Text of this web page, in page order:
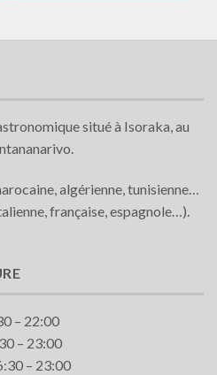
situé à Isoraka, au
algérienne, tunisienne…
française, espagnole…).
– 22:00
– 23:00
– 23:00